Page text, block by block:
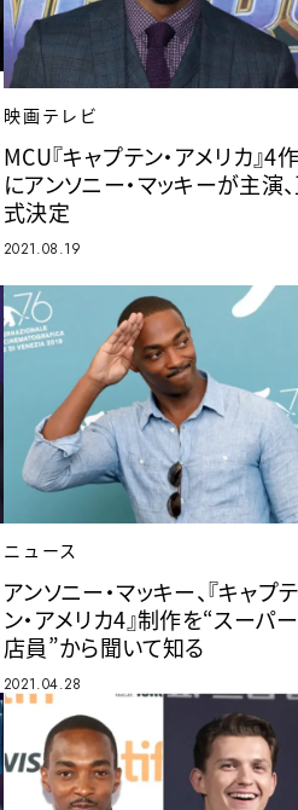
映画テレビ
MCU『キャプテン・アメリカ』4
にアンソニー・マッキーが主演
式決定
2021.08.19
ニュース
アンソニー・マッキー、『キャプテ
ン・アメリカ4』制作を“スーパ
店員”から聞いて知る
2021.04.28